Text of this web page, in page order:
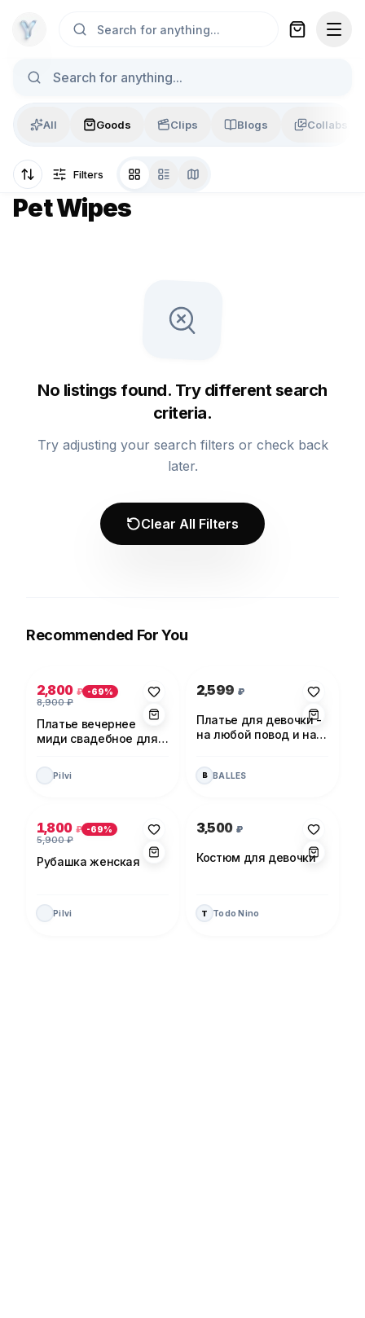
Search for anything...
All Goods Clips Blogs Collabs
Filters
Pet Wipes
No listings found. Try different search
criteria.
Try adjusting your search filters or check back
later.
Clear All Filters
Recommended For You
Photo 1 of 5
2,800 ₽ -69%
8,900 ₽
Платье вечернее
миди свадебное для
Pilvi
Photo 1 of 1
2,599 ₽
Платье для девочки -
на любой повод и на
B BALLES
Photo 1 of 5
1,800 ₽ -69%
5,900 ₽
Рубашка женская
Pilvi
Photo 1 of 1
3,500 ₽
Костюм для девочки
T Todo Nino